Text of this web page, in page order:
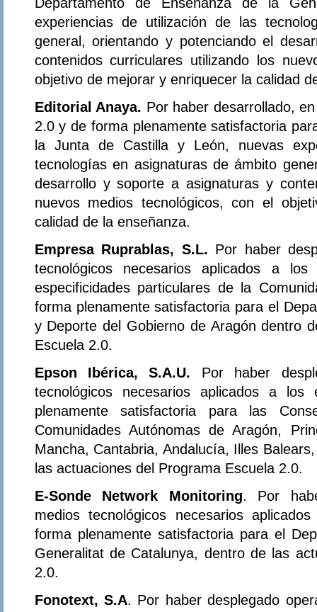
experiencias de utilización de las
general, orientando y potenciando el
contenidos curriculares utilizando los
objetivo de mejorar y enriquecer la calidad
Editorial Anaya. Por haber desarrollado,
2.0 y de forma plenamente satisfactoria
la Junta de Castilla y León, nuevas
tecnologías en asignaturas de ámbito
desarrollo y soporte a asignaturas y
nuevos medios tecnológicos, con el
calidad de la enseñanza.
Empresa Ruprablas, S.L. Por haber
tecnológicos necesarios aplicados a
especificidades particulares de la
forma plenamente satisfactoria para el
y Deporte del Gobierno de Aragón dentro
Escuela 2.0.
Epson Ibérica, S.A.U. Por haber
tecnológicos necesarios aplicados a los
plenamente satisfactoria para las
Comunidades Autónomas de Aragón,
Mancha, Cantabria, Andalucía, Illes
las actuaciones del Programa Escuela 2.0.
E-Sonde Network Monitoring. Por
medios tecnológicos necesarios
forma plenamente satisfactoria para el
Generalitat de Catalunya, dentro de las
2.0.
Fonotext, S.A. Por haber desplegado